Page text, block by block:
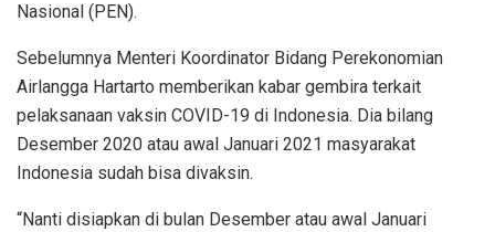
Nasional (PEN).
Sebelumnya Menteri Koordinator Bidang Perekonomian
Airlangga Hartarto memberikan kabar gembira terkait
pelaksanaan vaksin COVID-19 di Indonesia. Dia bilang
Desember 2020 atau awal Januari 2021 masyarakat
Indonesia sudah bisa divaksin.
“Nanti disiapkan di bulan Desember atau awal Januari